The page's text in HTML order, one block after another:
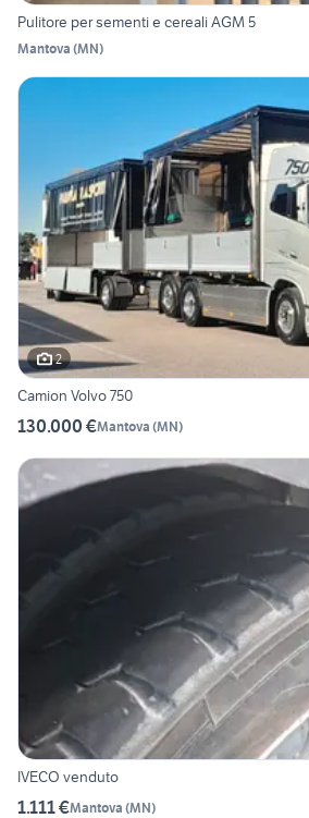
Pulitore per sementi e cereali AGM 5
Mantova (MN)
2
Camion Volvo 750
130.000 €Mantova (MN)
IVECO venduto
1.111 €Mantova (MN)